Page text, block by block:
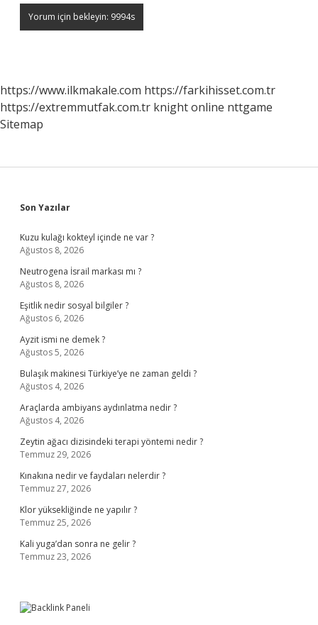
https://www.ilkmakale.com https://farkihisset.com.tr
https://extremmutfak.com.tr knight online nttgame
Sitemap
Sidebar
Son Yazılar
Kuzu kulağı kokteyl içinde ne var ?
Ağustos 8, 2026
Neutrogena İsrail markası mı ?
Ağustos 8, 2026
Eşitlik nedir sosyal bilgiler ?
Ağustos 6, 2026
Ayzit ismi ne demek ?
Ağustos 5, 2026
Bulaşık makinesi Türkiye’ye ne zaman geldi ?
Ağustos 4, 2026
Araçlarda ambiyans aydınlatma nedir ?
Ağustos 4, 2026
Zeytin ağacı dizisindeki terapi yöntemi nedir ?
Temmuz 29, 2026
Kınakına nedir ve faydaları nelerdir ?
Temmuz 27, 2026
Klor yüksekliğinde ne yapılır ?
Temmuz 25, 2026
Kali yuga’dan sonra ne gelir ?
Temmuz 23, 2026